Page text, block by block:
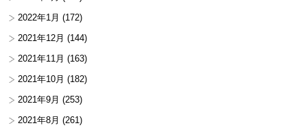
2022年1月 (172)
2021年12月 (144)
2021年11月 (163)
2021年10月 (182)
2021年9月 (253)
2021年8月 (261)